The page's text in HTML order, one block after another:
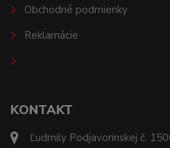
KONTAKT
Ľudmily Podjavorinskej č.
Obchodné podmienky
Reklamácie